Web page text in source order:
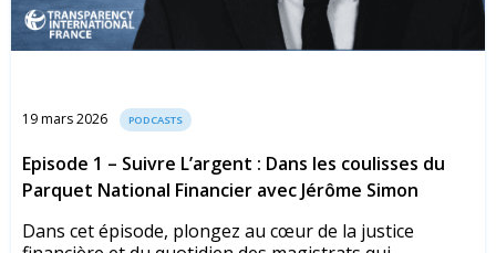
19 mars 2026 PODCASTS
Episode 1 – Suivre L’argent : Dans les coulisses du
Parquet National Financier avec Jérôme Simon
Dans cet épisode, plongez au cœur de la justice